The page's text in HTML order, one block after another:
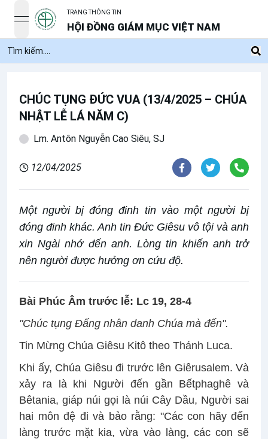
open navigation menu
TRANG THÔNG TIN
HỘI ĐỒNG GIÁM MỤC VIỆT NAM
CHÚC TỤNG ĐỨC VUA (13/4/2025 – CHÚA
NHẬT LỄ LÁ NĂM C)
Lm. Antôn Nguyễn Cao Siêu, SJ
12/04/2025
Một người bị đóng đinh tin vào một người bị
đóng đinh khác. Anh tin Ðức Giêsu vô tội và anh
xin Ngài nhớ đến anh. Lòng tin khiến anh trở
nên người được hưởng ơn cứu độ.
Bài Phúc Âm trước lễ: Lc 19, 28-4
"Chúc tụng Ðấng nhân danh Chúa mà đến".
Tin Mừng Chúa Giêsu Kitô theo Thánh Luca.
Khi ấy, Chúa Giêsu đi trước lên Giêrusalem. Và
xảy ra là khi Người đến gần Bếtphaghê và
Bêtania, giáp núi gọi là núi Cây Dầu, Người sai
hai môn đệ đi và bảo rằng: "Các con hãy đến
làng trước mặt kia, vừa vào làng, các con sẽ